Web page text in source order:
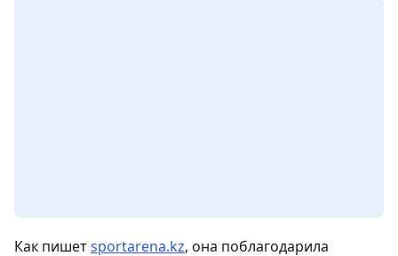
Как пишетsportarena.kz, она поблагодарила